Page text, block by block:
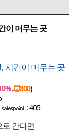
이 머무는 곳
시간이 머무는 곳
↓ 800)
: 405
간다면